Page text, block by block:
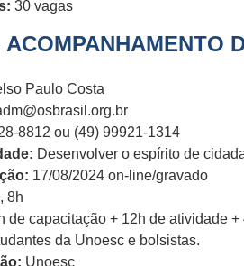
30 vagas
ACOMPANHAMENTO
Paulo Costa
8812 ou (49) 99921-1314
Desenvolver o espírito de
17/08/2024 on-line/gravado
8h
de capacitação + 12h de atividade
da Unoesc e bolsistas.
Unoesc